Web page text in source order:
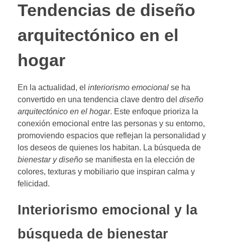
Tendencias de diseño
arquitectónico en el
hogar
En la actualidad, el interiorismo emocional se ha
convertido en una tendencia clave dentro del diseño
arquitectónico en el hogar. Este enfoque prioriza la
conexión emocional entre las personas y su entorno,
promoviendo espacios que reflejan la personalidad y
los deseos de quienes los habitan. La búsqueda de
bienestar y diseño se manifiesta en la elección de
colores, texturas y mobiliario que inspiran calma y
felicidad.
Interiorismo emocional y la
búsqueda de bienestar